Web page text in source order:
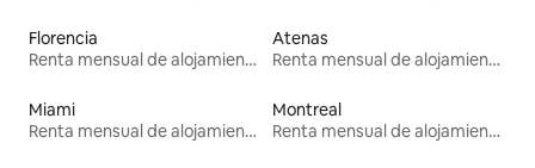
Florencia
Renta mensual de alojamientos
Atenas
Renta mensual de alojamientos
Miami
Renta mensual de alojamientos
Montreal
Renta mensual de alojamientos